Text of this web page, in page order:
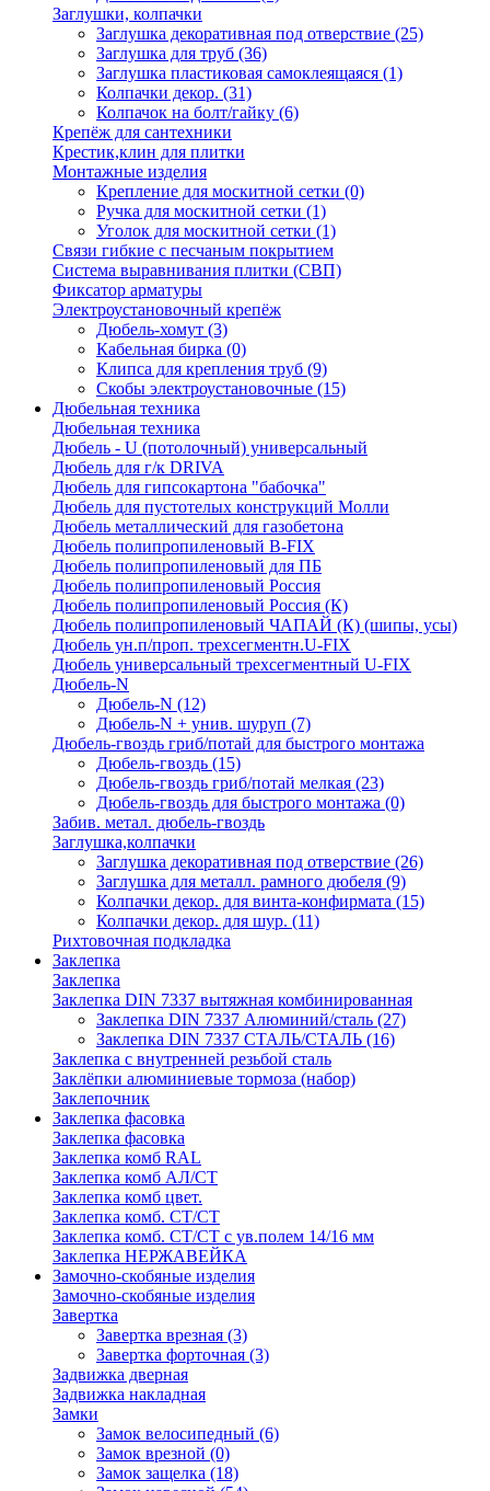
Заглушки, колпачки
Заглушка декоративная под отверствие (25)
Заглушка для труб (36)
Заглушка пластиковая самоклеящаяся (1)
Колпачки декор. (31)
Колпачок на болт/гайку (6)
Крепёж для сантехники
Крестик,клин для плитки
Монтажные изделия
Крепление для москитной сетки (0)
Ручка для москитной сетки (1)
Уголок для москитной сетки (1)
Связи гибкие с песчаным покрытием
Система выравнивания плитки (СВП)
Фиксатор арматуры
Электроустановочный крепёж
Дюбель-хомут (3)
Кабельная бирка (0)
Клипса для крепления труб (9)
Скобы электроустановочные (15)
Дюбельная техника
Дюбельная техника
Дюбель - U (потолочный) универсальный
Дюбель для г/к DRIVA
Дюбель для гипсокартона "бабочка"
Дюбель для пустотелых конструкций Молли
Дюбель металлический для газобетона
Дюбель полипропиленовый В-FIX
Дюбель полипропиленовый для ПБ
Дюбель полипропиленовый Россия
Дюбель полипропиленовый Россия (К)
Дюбель полипропиленовый ЧАПАЙ (К) (шипы, усы)
Дюбель ун.п/проп. трехсегментн.U-FIX
Дюбель универсальный трехсегментный U-FIX
Дюбель-N
Дюбель-N (12)
Дюбель-N + унив. шуруп (7)
Дюбель-гвоздь гриб/потай для быстрого монтажа
Дюбель-гвоздь (15)
Дюбель-гвоздь гриб/потай мелкая (23)
Дюбель-гвоздь для быстрого монтажа (0)
Забив. метал. дюбель-гвоздь
Заглушка,колпачки
Заглушка декоративная под отверствие (26)
Заглушка для металл. рамного дюбеля (9)
Колпачки декор. для винта-конфирмата (15)
Колпачки декор. для шур. (11)
Рихтовочная подкладка
Заклепка
Заклепка
Заклепка DIN 7337 вытяжная комбинированная
Заклепка DIN 7337 Алюминий/сталь (27)
Заклепка DIN 7337 СТАЛЬ/СТАЛЬ (16)
Заклепка с внутренней резьбой сталь
Заклёпки алюминиевые тормоза (набор)
Заклепочник
Заклепка фасовка
Заклепка фасовка
Заклепка комб RAL
Заклепка комб АЛ/СТ
Заклепка комб цвет.
Заклепка комб. СТ/СТ
Заклепка комб. СТ/СТ с ув.полем 14/16 мм
Заклепка НЕРЖАВЕЙКА
Замочно-скобяные изделия
Замочно-скобяные изделия
Завертка
Завертка врезная (3)
Завертка форточная (3)
Задвижка дверная
Задвижка накладная
Замки
Замок велосипедный (6)
Замок врезной (0)
Замок защелка (18)